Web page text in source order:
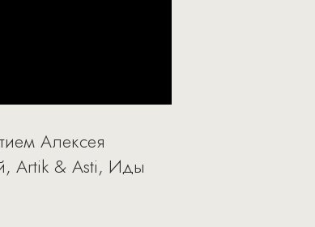
Алексея
Artik & Asti, Иды